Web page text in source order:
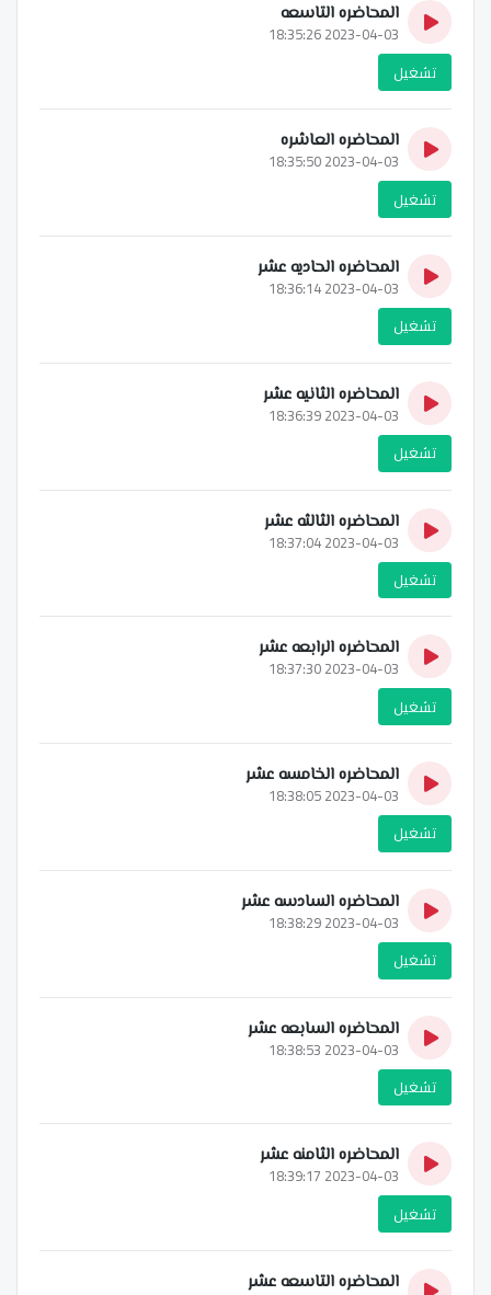
المحاضره التاسعه
2023-04-03 18:35:26
تشغيل
المحاضره العاشره
2023-04-03 18:35:50
تشغيل
المحاضره الحاديه عشر
2023-04-03 18:36:14
تشغيل
المحاضره الثانيه عشر
2023-04-03 18:36:39
تشغيل
المحاضره الثالثه عشر
2023-04-03 18:37:04
تشغيل
المحاضره الرابعه عشر
2023-04-03 18:37:30
تشغيل
المحاضره الخامسه عشر
2023-04-03 18:38:05
تشغيل
المحاضره السادسه عشر
2023-04-03 18:38:29
تشغيل
المحاضره السابعه عشر
2023-04-03 18:38:53
تشغيل
المحاضره الثامنه عشر
2023-04-03 18:39:17
تشغيل
المحاضره التاسعه عشر